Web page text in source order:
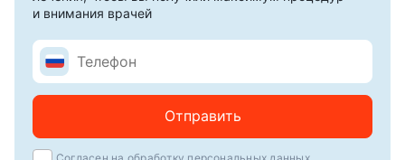
и внимания врачей
Отправить